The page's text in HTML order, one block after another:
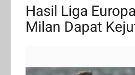
Hasil Liga
Milan Dapat